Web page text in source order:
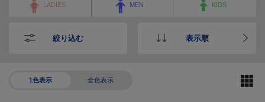
LADIES MEN KIDS
絞り込む 表示順
1色表示 全色表示